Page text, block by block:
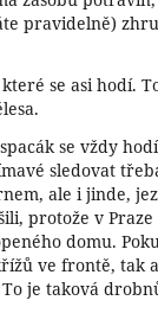
pravidelně)
se asi hodí.
se vždy
sledovat
ale i jinde,
protože v
domu.
ve frontě, tak
je taková